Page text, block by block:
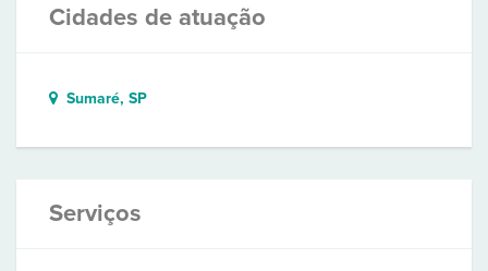
Cidades de atuação
Sumaré, SP
Serviços